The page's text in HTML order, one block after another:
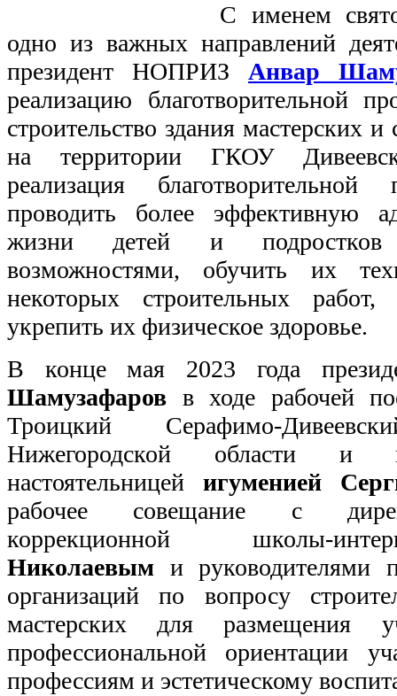
С именем
одно из важных направлений
президент НОПРИЗ Анвар
реализацию благотворительной
строительство здания мастерских
на территории ГКОУ
реализация
проводить более эффективную
жизни детей и
возможностями, обучить их
некоторых строительных
укрепить их физическое здоровье.
В конце мая 2023 года
Шамузафаров в ходе рабочей
Троицкий Серафимо-
Нижегородской области и
настоятельницей игуменией
рабочее совещание с
коррекционной школы-
Николаевым и руководителями
организаций по вопросу
мастерских для размещения
профессиональной ориентации
профессиям и эстетическому